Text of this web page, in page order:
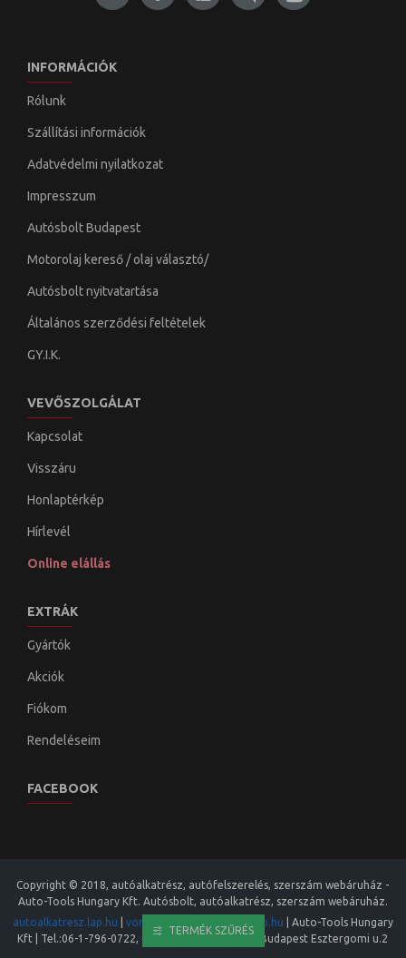
INFORMÁCIÓK
Rólunk
Szállítási információk
Adatvédelmi nyilatkozat
Impresszum
Autósbolt Budapest
Motorolaj kereső / olaj választó/
Autósbolt nyitvatartása
Általános szerződési feltételek
GY.I.K.
VEVŐSZOLGÁLAT
Kapcsolat
Visszáru
Honlaptérkép
Hírlevél
Online elállás
EXTRÁK
Gyártók
Akciók
Fiókom
Rendeléseim
FACEBOOK
Copyright © 2018, autóalkatrész, autófelszerelés, szerszám webáruház -
Auto-Tools Hungary Kft. Autósbolt, autóalkatrész, szerszám webáruház.
autoalkatresz.lap.hu
vonohorog.lap.hu auto.lap.hu
Auto-Tools Hungary
Kft | Tel.:06-1-796-0722, 06-20-413 8973|1133 Budapest Esztergomi u.2
TERMÉK SZŰRÉS